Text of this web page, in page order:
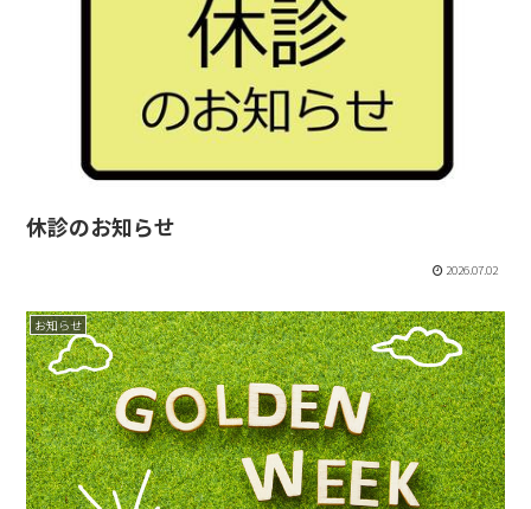
休診のお知らせ
2026.07.02
お知らせ